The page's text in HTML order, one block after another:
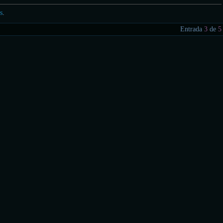
Entrada3 de 5